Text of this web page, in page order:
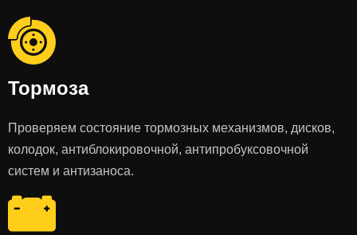
Тормоза
Проверяем состояние тормозных механизмов, дисков,
колодок, антиблокировочной, антипробуксовочной
систем и антизаноса.